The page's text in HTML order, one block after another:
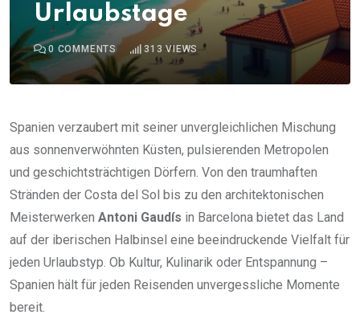
Urlaubstage
0 COMMENTS 313 VIEWS
Spanien verzaubert mit seiner unvergleichlichen Mischung
aus sonnenverwöhnten Küsten, pulsierenden Metropolen
und geschichtsträchtigen Dörfern. Von den traumhaften
Stränden der Costa del Sol bis zu den architektonischen
Meisterwerken Antoni Gaudís in Barcelona bietet das Land
auf der iberischen Halbinsel eine beeindruckende Vielfalt für
jeden Urlaubstyp. Ob Kultur, Kulinarik oder Entspannung –
Spanien hält für jeden Reisenden unvergessliche Momente
bereit.